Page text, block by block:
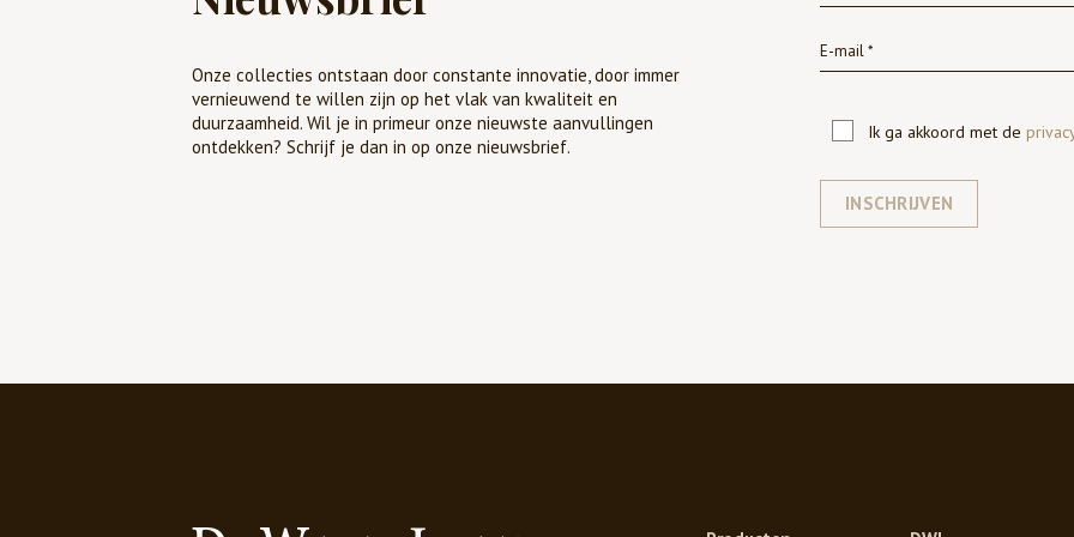
Onze collecties ontstaan door constante innovatie, door immer
vernieuwend te willen zijn op het vlak van kwaliteit en
duurzaamheid. Wil je in primeur onze nieuwste aanvullingen
ontdekken? Schrijf je dan in op onze nieuwsbrief.
Ik ga akkoord met de
INSCHRIJVEN